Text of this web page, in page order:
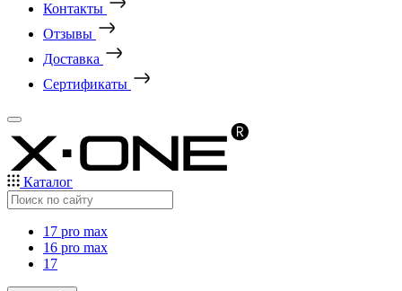
Контакты
Отзывы
Доставка
Сертификаты
Каталог
17 pro max
16 pro max
17